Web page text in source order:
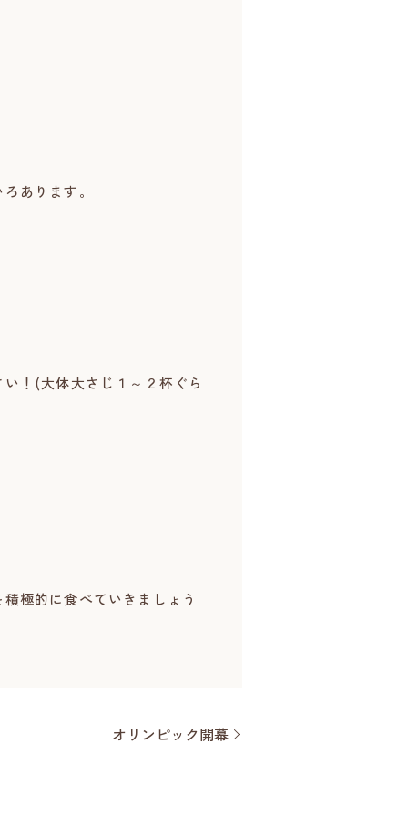
あります。
！(大体大さじ１～２杯ぐら
極的に食べていきましょう
オリンピック開幕